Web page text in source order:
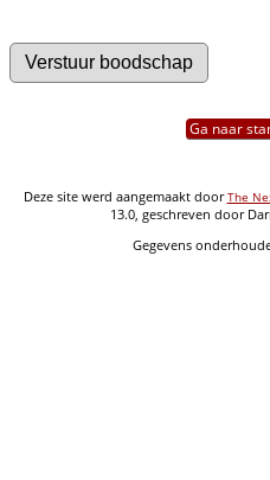
Ga naar
Deze site werd aangemaakt doorThe
13.0, geschreven door
Gegevens